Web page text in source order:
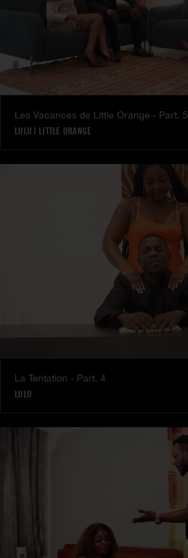
Les Vacances de Little Orange - Part. 5
LULU | LITTLE ORANGE
La Tentation - Part. 4
LULU